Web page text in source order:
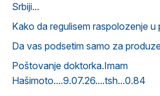
Srbiji...
Kako da regulisem raspolozenje u
Da vas podsetim samo za
Poštovanje doktorka.Imam
Hašimoto....9.07.26....tsh...0.84